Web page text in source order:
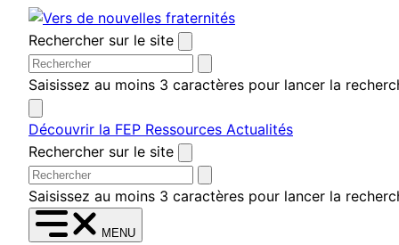
Aller
au
contenu
Rechercher sur le site
Saisissez au moins 3 caractères pour lancer la
Découvrir la FEP Ressources Actualités
Rechercher sur le site
Saisissez au moins 3 caractères pour lancer la
MENU